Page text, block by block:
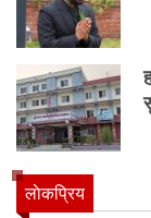
लाेकप्रिय